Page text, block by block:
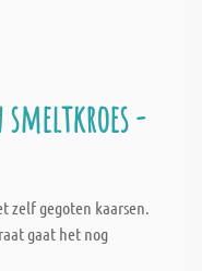
smeltkroes -
zelf gegoten kaarsen.
gaat het nog